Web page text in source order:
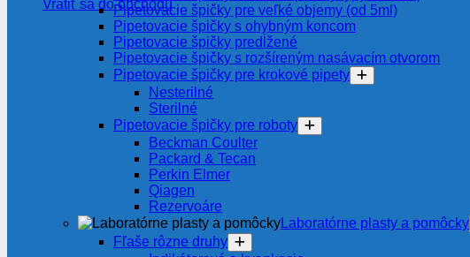
Vrátiť sa do obchoduPipetovacie špičky pre veľké objemy (od 5ml)
Pipetovacie špičky s ohybným koncom
Pipetovacie špičky predĺžené
Pipetovacie špičky s rozšíreným nasávacím otvorom
Pipetovacie špičky pre krokové pipety
Nesterilné
Sterilné
Pipetovacie špičky pre roboty
Beckman Coulter
Packard & Tecan
Perkin Elmer
Qiagen
Rezervoáre
Laboratórne plasty a pomôcky
Fľaše rôzne druhy